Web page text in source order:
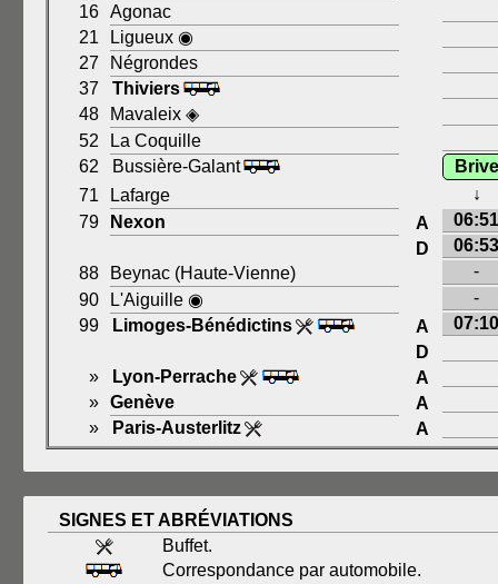
16 Agonac
21
Ligueux ◉
27
Négrondes
37
Thiviers
48
Mavaleix ◈
52
La Coquille
62
Bussière-Galant
Brive
71
Lafarge
↓
79
Nexon A
06:51
D
06:53
88
Beynac (Haute-Vienne)
-
90
L'Aiguille ◉
-
99
Limoges-Bénédictins A
07:10
D
»
Lyon-Perrache
A
» Genève
A
»
Paris-Austerlitz A
SIGNES ET ABRÉVIATIONS
Buffet.
Correspondance par automobile.